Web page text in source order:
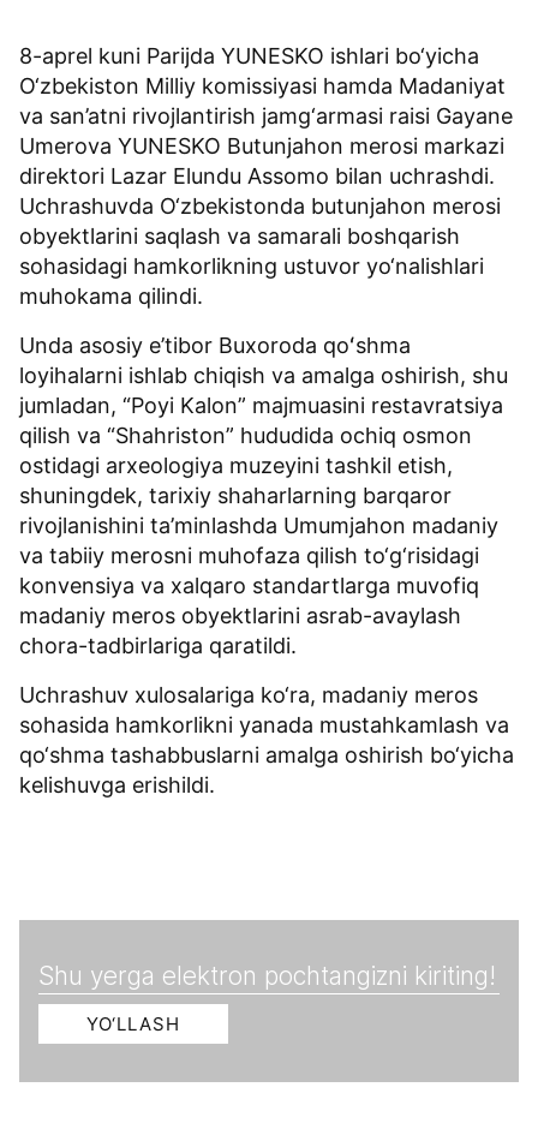
8-aprel kuni Parijda YUNESKO ishlari bo‘yicha
O‘zbekiston Milliy komissiyasi hamda Madaniyat
va san’atni rivojlantirish jamg‘armasi raisi Gayane
Umerova YUNESKO Butunjahon merosi markazi
direktori Lazar Elundu Assomo bilan uchrashdi.
Uchrashuvda O‘zbekistonda butunjahon merosi
obyektlarini saqlash va samarali boshqarish
sohasidagi hamkorlikning ustuvor yo‘nalishlari
muhokama qilindi.
Unda asosiy e’tibor Buxoroda qoʻshma
loyihalarni ishlab chiqish va amalga oshirish, shu
jumladan, “Poyi Kalon” majmuasini restavratsiya
qilish va “Shahriston” hududida ochiq osmon
ostidagi arxeologiya muzeyini tashkil etish,
shuningdek, tarixiy shaharlarning barqaror
rivojlanishini ta’minlashda Umumjahon madaniy
va tabiiy merosni muhofaza qilish to‘g‘risidagi
konvensiya va xalqaro standartlarga muvofiq
madaniy meros obyektlarini asrab-avaylash
chora-tadbirlariga qaratildi.
Uchrashuv xulosalariga ko‘ra, madaniy meros
sohasida hamkorlikni yanada mustahkamlash va
qo‘shma tashabbuslarni amalga oshirish bo‘yicha
kelishuvga erishildi.